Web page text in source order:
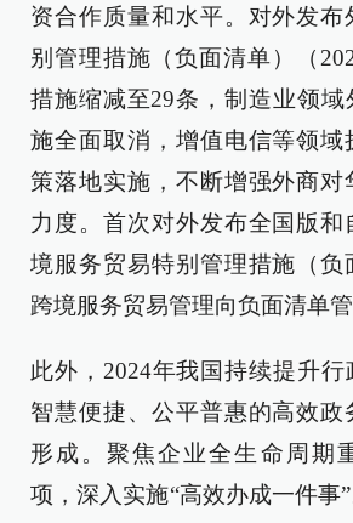
资合作质量和水平。对外发布
别管理措施（负面清单）（
措施缩减至29条，制造业领
施全面取消，增值电信等领域
策落地实施，不断增强外商对
力度。首次对外发布全国版和
境服务贸易特别管理措施（负
跨境服务贸易管理向负面清单管
此外，2024年我国持续提升行
智慧便捷、公平普惠的高效政
形成。聚焦企业全生命周期
项，深入实施“高效办成一件事